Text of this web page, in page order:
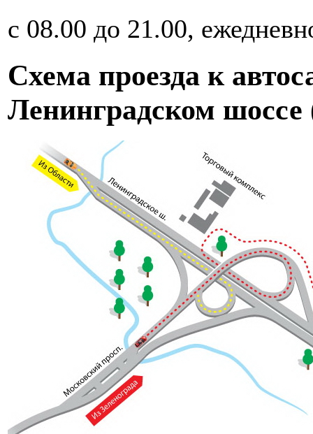
с 08.00 до 21.00,
Схема проезда к
Ленинградском шоссе